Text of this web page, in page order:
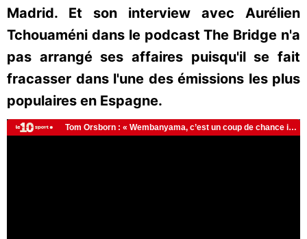
Madrid. Et son interview avec Aurélien
Tchouaméni dans le podcast The Bridge n'a
pas arrangé ses affaires puisqu'il se fait
fracasser dans l'une des émissions les plus
populaires en Espagne.